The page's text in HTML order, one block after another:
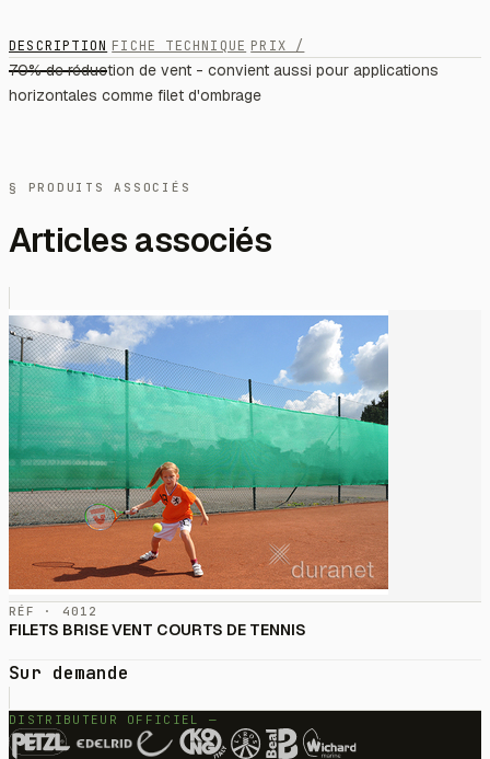
DESCRIPTION FICHE TECHNIQUE PRIX /
70% de réduction de vent - convient aussi pour applications
horizontales comme filet d'ombrage
§ PRODUITS ASSOCIÉS
Articles associés
RÉF · 4012
FILETS BRISE VENT COURTS DE TENNIS
Sur demande
DISTRIBUTEUR OFFICIEL —